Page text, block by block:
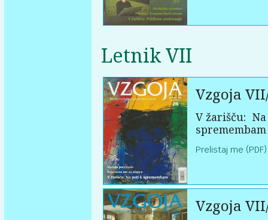
Letnik VII
Vzgoja
V žarišču:
spremembam
Prelistaj me (PDF)
Vzgoja